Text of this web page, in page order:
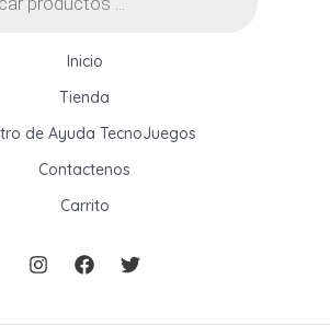
Inicio
Tienda
de Ayuda TecnoJuegos
Contactenos
Carrito